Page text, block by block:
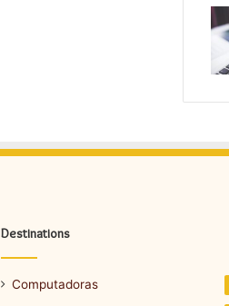
Destinations
Computadoras